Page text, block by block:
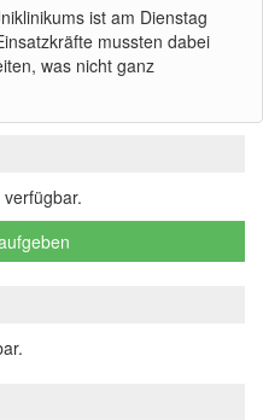
ist am Dienstag
mussten dabei
was nicht ganz